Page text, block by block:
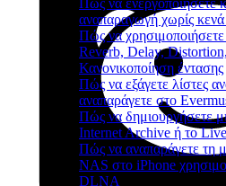
Πώς να ενεργοποιήσετε
αναπαραγωγή χωρίς
Πώς να
Reverb, Delay,
Κανονικοποίηση έντασης
Πώς να εξάγετε λίστες
αναπαράγετε στο
Πώς να δημιουργήσετε
Internet Archive ή το
Πώς να αναπαράγετε τη
NAS στο iPhone
DLNA